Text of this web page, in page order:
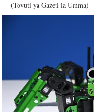
(Tovuti ya Gazeti la Umma)